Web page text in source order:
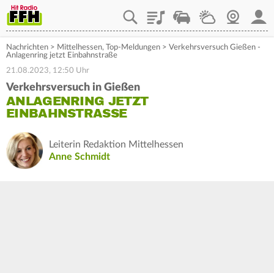
PlaylistStaupilotWetterWebcam
Nachrichten > Mittelhessen, Top-Meldungen > Verkehrsversuch Gießen -
Anlagenring jetzt Einbahnstraße
21.08.2023, 12:50 Uhr
Verkehrsversuch in Gießen
ANLAGENRING JETZT
EINBAHNSTRASSE
Leiterin Redaktion Mittelhessen
Anne Schmidt